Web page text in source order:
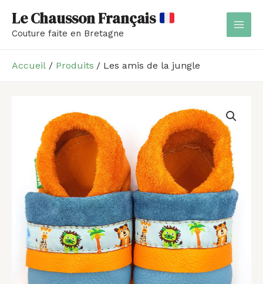
Le Chausson Français
Couture faite en Bretagne
Accueil Produits Les amis de la jungle
Plage
de
prix :
39,00 €
à
52,00 €
jungle